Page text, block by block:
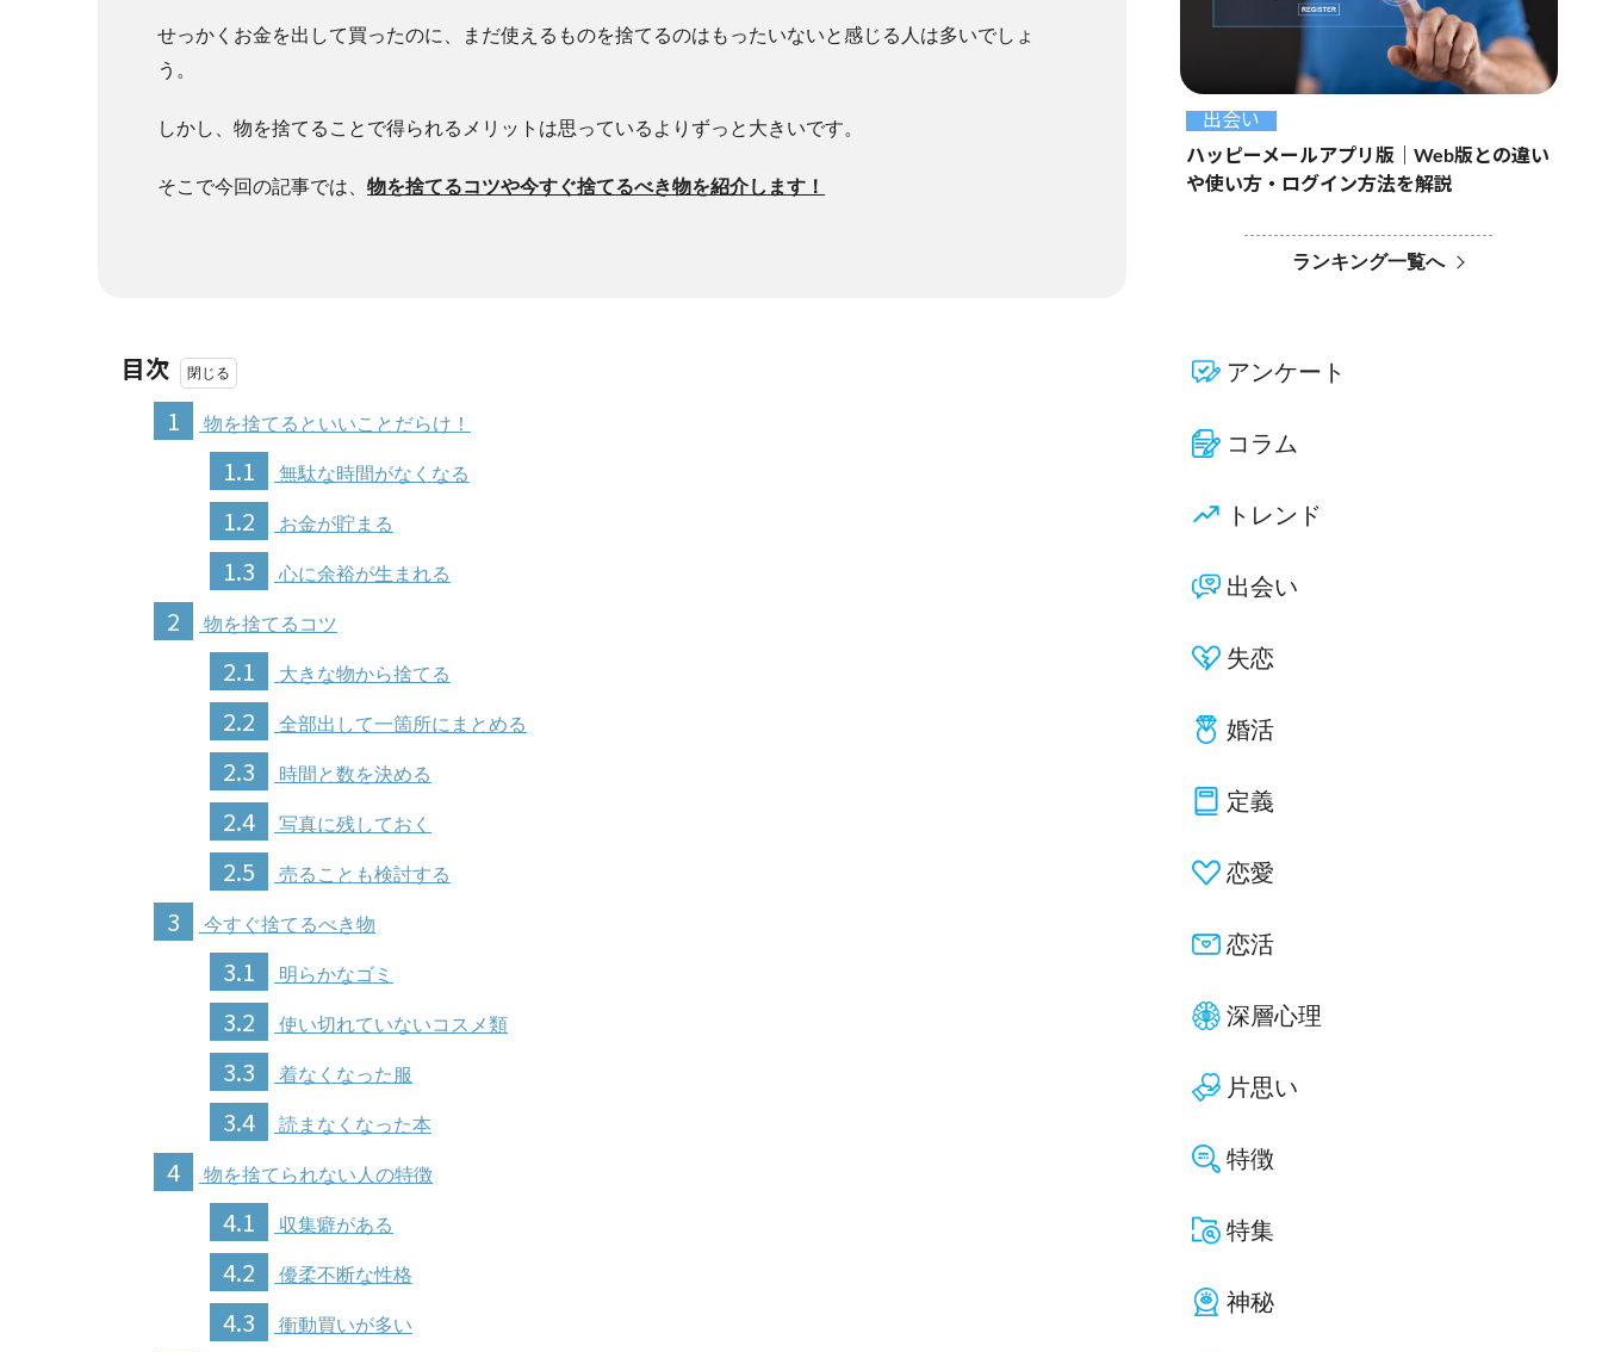
せっかくお金を出して買ったのに、まだ使えるものを捨てるのはもったいないと感じる人は多いでしょ
う。
しかし、物を捨てることで得られるメリットは思っているよりずっと大きいです。
そこで今回の記事では、 物を捨てるコツや今すぐ捨てるべき物を紹介します！
目次
1
物を捨てるといいことだらけ！
1.1 無駄な時間がなくなる
1.2 お金が貯まる
1.3 心に余裕が生まれる
2 物を捨てるコツ
2.1 大きな物から捨てる
2.2 全部出して一箇所にまとめる
2.3 時間と数を決める
2.4 写真に残しておく
2.5 売ることも検討する
3 今すぐ捨てるべき物
3.1 明らかなゴミ
3.2 使い切れていないコスメ類
3.3 着なくなった服
3.4 読まなくなった本
4 物を捨てられない人の特徴
4.1 収集癖がある
4.2 優柔不断な性格
4.3 衝動買いが多い
出会い
ハッピーメールアプリ版｜Web版との違い
や使い方・ログイン方法を解説
ランキング一覧へ
アンケート
コラム
トレンド
出会い
失恋
婚活
定義
恋愛
恋活
深層心理
片思い
特徴
特集
神秘